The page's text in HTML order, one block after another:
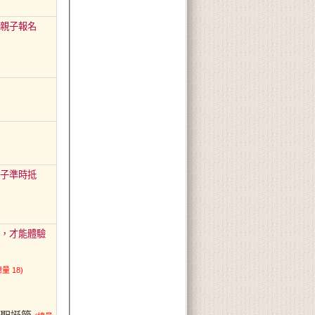
子報名
準時抵
才能體驗
量 18)